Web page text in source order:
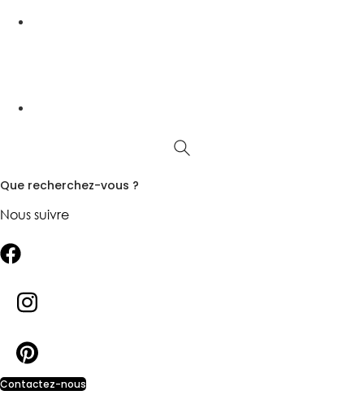
Que recherchez-vous ?
Nous suivre
Contactez-nous